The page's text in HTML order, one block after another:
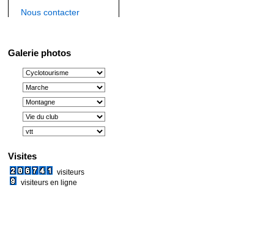
Nous contacter
Galerie photos
Visites
visiteurs
visiteurs en ligne